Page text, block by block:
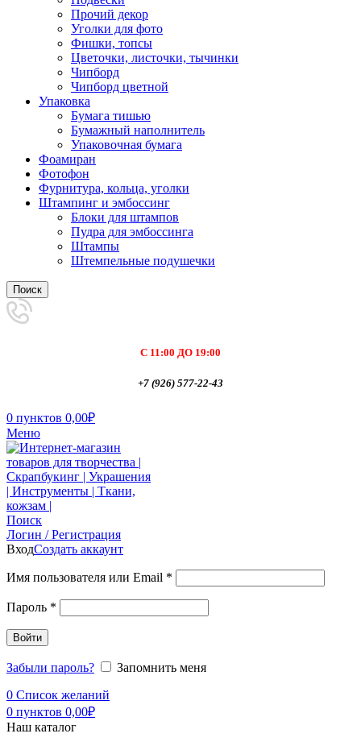
Прочий декор
Уголки для фото
Фишки, топсы
Цветочки, листочки, тычинки
Чипборд
Чипборд цветной
Упаковка
Бумага тишью
Бумажный наполнитель
Упаковочная бумага
Фоамиран
Фотофон
Фурнитура, кольца, уголки
Штампинг и эмбоссинг
Блоки для штампов
Пудра для эмбоссинга
Штампы
Штемпельные подушечки
Поиск
С 11:00 ДО 19:00
+7 (926) 577-22-43
0 пунктов 0,00₽
Меню
Поиск
Логин / Регистрация
ВходСоздать аккаунт
Имя пользователя или Email *
Пароль *
Войти
Забыли пароль?
Запомнить меня
0 Список желаний
0 пунктов 0,00₽
Наш каталог